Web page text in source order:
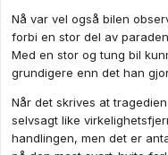
Nå var vel også bilen
forbi en stor del av
Med en stor og tung bil
grundigere enn det han
Når det skrives at
selvsagt like
handlingen, men det er